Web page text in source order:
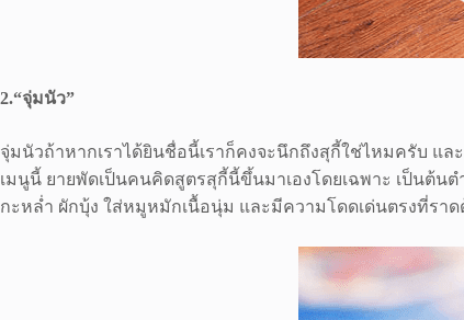
2.“จุ่มนัว”
จุ่มนัวถ้าหากเราได้ยินชื่อนี้เราก็คงจะนึกถึงสุกี้ใช่ไหมครับ แ
เมนูนี้ ยายพัดเป็นคนคิดสูตรสุกี้นี้ขึ้นมาเองโดยเฉพาะ เป็นต้น
กะหล่ำ ผักบุ้ง ใส่หมูหมักเนื้อนุ่ม และมีความโดดเด่นตรงที่รา